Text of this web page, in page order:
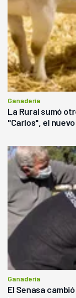
Ganadería
La Rural sumó
"Carlos", el
Ganadería
El Senasa